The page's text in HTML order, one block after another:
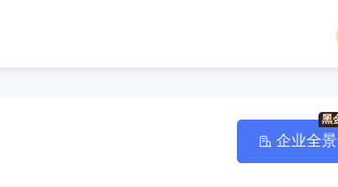
企业全景